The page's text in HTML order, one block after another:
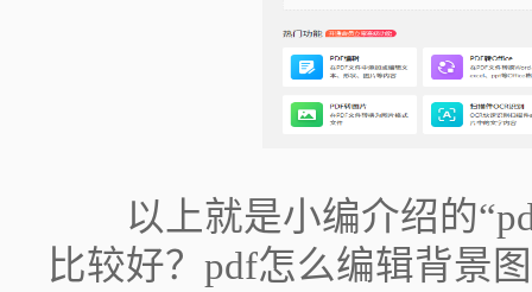
以上就是小编介绍的
比较好？pdf怎么编辑背景